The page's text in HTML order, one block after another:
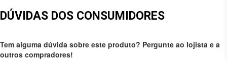
DÚVIDAS DOS CONSUMIDORES
Tem alguma dúvida sobre este produto? Pergunte ao lojista e a
outros compradores!